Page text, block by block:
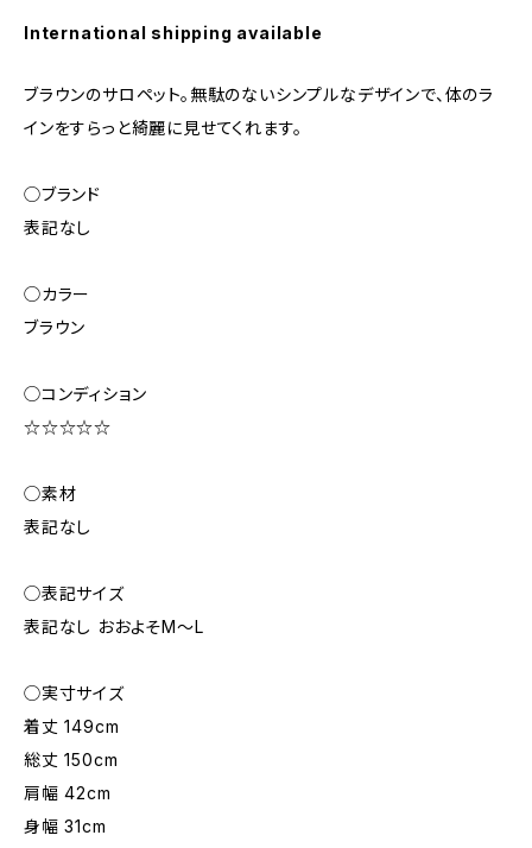
International shipping available
ブラウンのサロペット。無駄のないシンプルなデザインで、体のラ
インをすらっと綺麗に見せてくれます。
◯ブランド
表記なし
◯カラー
ブラウン
◯コンディション
☆☆☆☆☆
◯素材
表記なし
◯表記サイズ
表記なし おおよそM～L
◯実寸サイズ
着丈 149cm
総丈 150cm
肩幅 42cm
身幅 31cm